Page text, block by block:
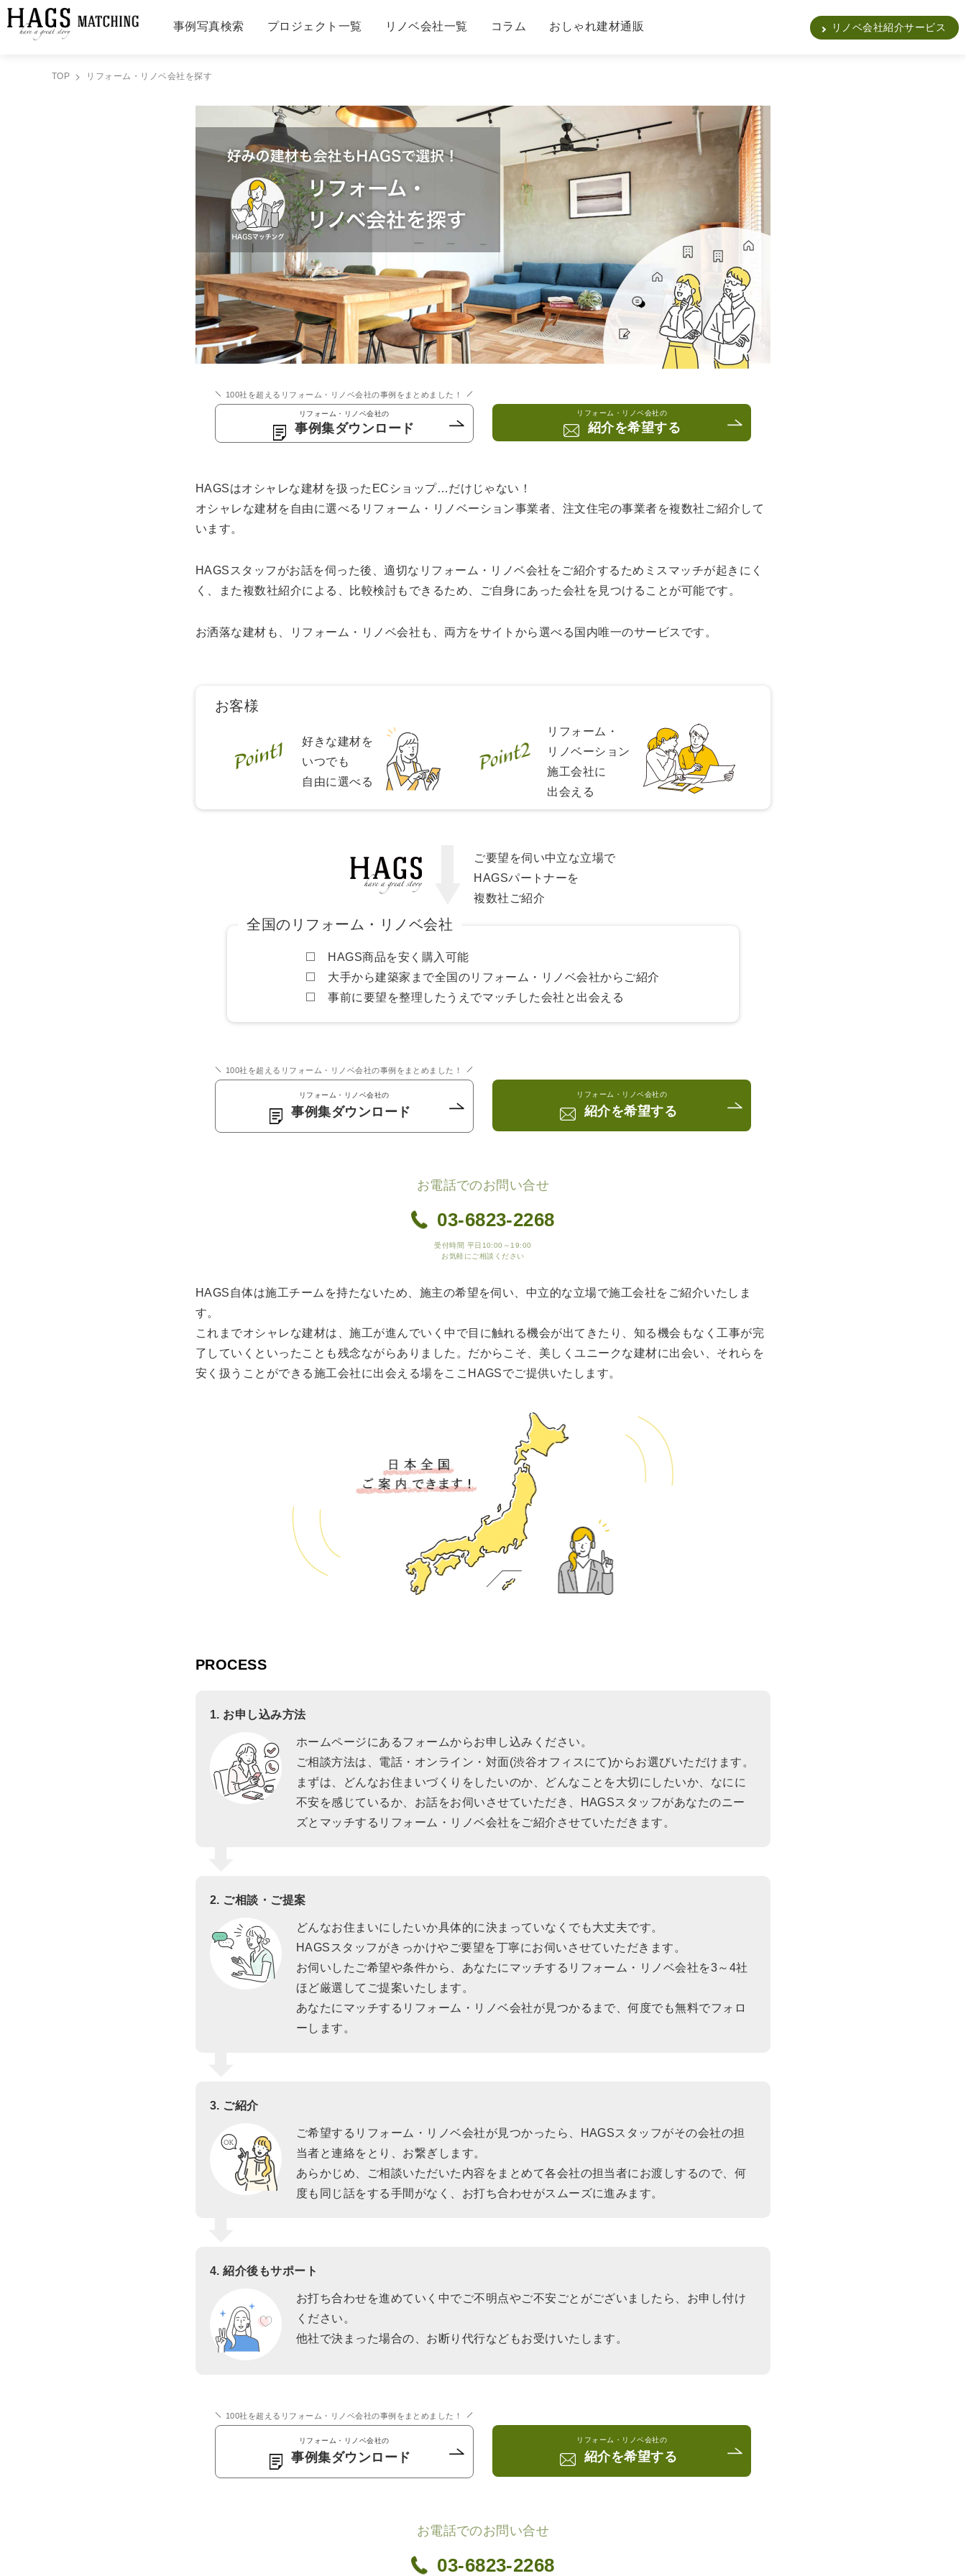
事例写真検索 プロジェクト一覧 リノベ会社一覧 コラム おしゃれ建材通販 リノベ会社紹介サービス
TOP リフォーム・リノベ会社を探す
100社を超えるリフォーム・リノベ会社の事例をまとめました！
リフォーム・リノベ会社の
事例集ダウンロード
リフォーム・リノベ会社の
紹介を希望する
HAGSはオシャレな建材を扱ったECショップ…だけじゃない！
オシャレな建材を自由に選べるリフォーム・リノベーション事業者、注文住宅の事業者を複数社ご紹介して
います。
HAGSスタッフがお話を伺った後、適切なリフォーム・リノベ会社をご紹介するためミスマッチが起きにく
く、また複数社紹介による、比較検討もできるため、ご自身にあった会社を見つけることが可能です。
お洒落な建材も、リフォーム・リノベ会社も、両方をサイトから選べる国内唯一のサービスです。
お客様
好きな建材を
いつでも
自由に選べる
リフォーム・
リノベーション
施工会社に
出会える
ご要望を伺い中立な立場で
HAGSパートナーを
複数社ご紹介
全国のリフォーム・リノベ会社
HAGS商品を安く購入可能
大手から建築家まで全国のリフォーム・リノベ会社からご紹介
事前に要望を整理したうえでマッチした会社と出会える
100社を超えるリフォーム・リノベ会社の事例をまとめました！
リフォーム・リノベ会社の
事例集ダウンロード
リフォーム・リノベ会社の
紹介を希望する
お電話でのお問い合せ
03-6823-2268
受付時間 平日10:00～19:00
お気軽にご相談ください
HAGS自体は施工チームを持たないため、施主の希望を伺い、中立的な立場で施工会社をご紹介いたしま
す。
これまでオシャレな建材は、施工が進んでいく中で目に触れる機会が出てきたり、知る機会もなく工事が完
了していくといったことも残念ながらありました。だからこそ、美しくユニークな建材に出会い、それらを
安く扱うことができる施工会社に出会える場をここHAGSでご提供いたします。
PROCESS
1. お申し込み方法
ホームページにあるフォームからお申し込みください。
ご相談方法は、電話・オンライン・対面(渋谷オフィスにて)からお選びいただけます。
まずは、どんなお住まいづくりをしたいのか、どんなことを大切にしたいか、なにに
不安を感じているか、お話をお伺いさせていただき、HAGSスタッフがあなたのニー
ズとマッチするリフォーム・リノベ会社をご紹介させていただきます。
2. ご相談・ご提案
どんなお住まいにしたいか具体的に決まっていなくでも大丈夫です。
HAGSスタッフがきっかけやご要望を丁寧にお伺いさせていただきます。
お伺いしたご希望や条件から、あなたにマッチするリフォーム・リノベ会社を3～4社
ほど厳選してご提案いたします。
あなたにマッチするリフォーム・リノベ会社が見つかるまで、何度でも無料でフォロ
ーします。
3. ご紹介
ご希望するリフォーム・リノベ会社が見つかったら、HAGSスタッフがその会社の担
当者と連絡をとり、お繋ぎします。
あらかじめ、ご相談いただいた内容をまとめて各会社の担当者にお渡しするので、何
度も同じ話をする手間がなく、お打ち合わせがスムーズに進みます。
4. 紹介後もサポート
お打ち合わせを進めていく中でご不明点やご不安ごとがございましたら、お申し付け
ください。
他社で決まった場合の、お断り代行などもお受けいたします。
100社を超えるリフォーム・リノベ会社の事例をまとめました！
リフォーム・リノベ会社の
事例集ダウンロード
リフォーム・リノベ会社の
紹介を希望する
お電話でのお問い合せ
03-6823-2268